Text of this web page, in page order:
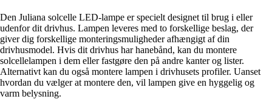
Den Juliana solcelle LED-lampe er specielt designet til brug i eller
udenfor dit drivhus. Lampen leveres med to forskellige beslag, der
giver dig forskellige monteringsmuligheder afhængigt af din
drivhusmodel. Hvis dit drivhus har hanebånd, kan du montere
solcellelampen i dem eller fastgøre den på andre kanter og lister.
Alternativt kan du også montere lampen i drivhusets profiler. Uanset
hvordan du vælger at montere den, vil lampen give en hyggelig og
varm belysning.